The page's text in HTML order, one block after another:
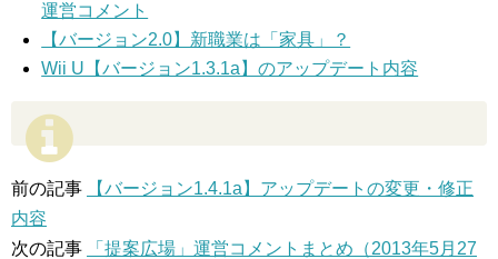
運営コメント
【バージョン2.0】新職業は「家具」？
Wii U【バージョン1.3.1a】のアップデート内容
前の記事
【バージョン1.4.1a】アップデートの変更・修正
内容
次の記事
「提案広場」運営コメントまとめ（2013年5月27